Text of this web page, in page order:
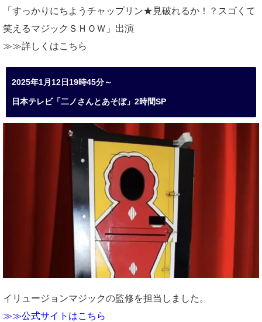
「すっかりにちようチャップリン★見破れるか！？スゴくて
笑えるマジックＳＨＯＷ」出演
≫≫詳しくはこちら
2025年1月12日19時45分～
日本テレビ「二ノさんとあそぼ」2時間SP
イリュージョンマジックの監修を担当しました。
≫≫公式サイトはこちら